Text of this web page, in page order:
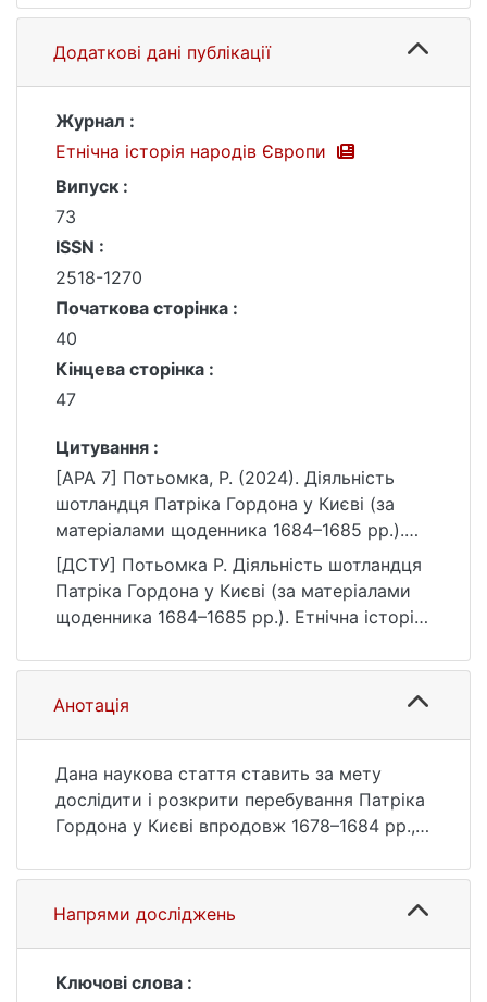
Додаткові дані публікації
Журнал :
Етнічна історія народів Європи
Випуск :
73
ISSN :
2518-1270
Початкова сторінка :
40
Кінцева сторінка :
47
Цитування :
[APA 7] Потьомка, Р. (2024). Діяльність
шотландця Патріка Гордона у Києві (за
матеріалами щоденника 1684–1685 рр.).
Етнічна історія народів Європи, (73), 40–
47. https://doi.org/10.17721/2518-
1270.2024.73.05
[ДСТУ] Потьомка Р. Діяльність шотландця
Патріка Гордона у Києві (за матеріалами
щоденника 1684–1685 рр.). Етнічна історія
DOI: 10.17721/2518-1270.2024.73.05 (дата
звернення: 25.07.2026).
Анотація
Дана наукова стаття ставить за мету
дослідити і розкрити перебування Патріка
Гордона у Києві впродовж 1678–1684 рр.,
укріплень у місті за матеріалами
збережених щоденників. Будучи
інженером, П. Гордон організував
Печерська, Верхнього міста та Подолу. У
Напрями досліджень
Ключові слова :